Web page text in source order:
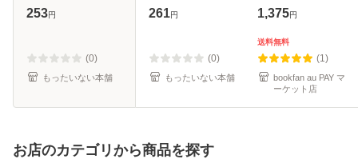
巻 忠俊 / 集英社
253円
(0)
もったいない本舗
[文庫]【メール便送
261円
(0)
もったいない本舗
1,375円
送料無料
(1)
bookfan au PAY マ
ーケット店
お店のカテゴリから商品を探す